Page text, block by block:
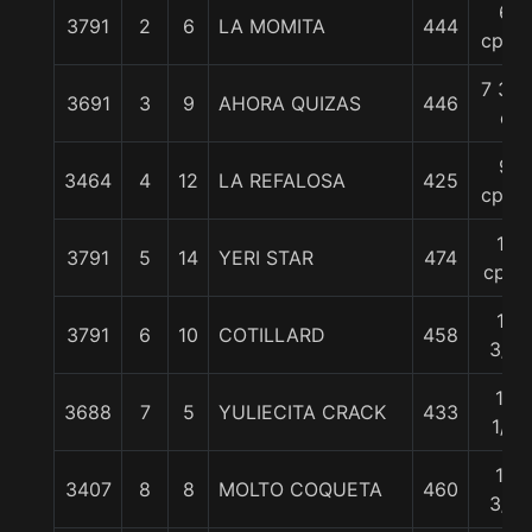
3791 2 6 LA MOMITA 444
6
cpos.
3691 3 9 AHORA QUIZAS 446
7 3/4
c
3464 4 12 LA REFALOSA 425
9
cpos.
3791 5 14 YERI STAR 474
11
cpos
3791 6 10 COTILLARD 458
11
3/4
3688 7 5 YULIECITA CRACK 433
12
1/4
3407 8 8 MOLTO COQUETA 460
12
3/4